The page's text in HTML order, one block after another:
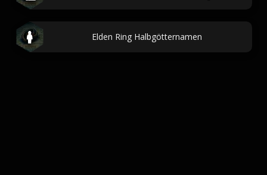
Elden Ring Halbgötternamen